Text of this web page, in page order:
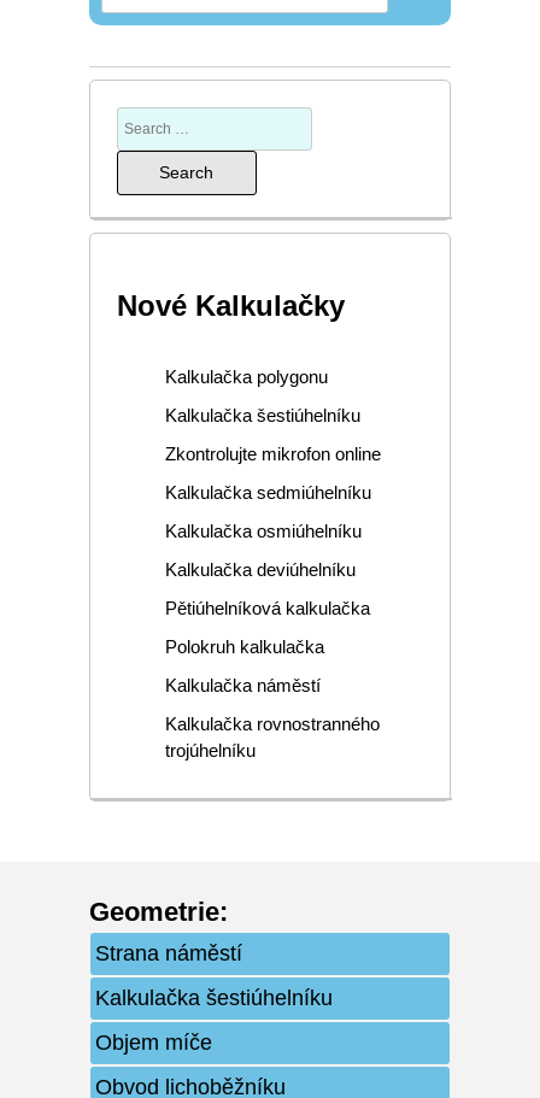
Nové Kalkulačky
Kalkulačka polygonu
Kalkulačka šestiúhelníku
Zkontrolujte mikrofon online
Kalkulačka sedmiúhelníku
Kalkulačka osmiúhelníku
Kalkulačka deviúhelníku
Pětiúhelníková kalkulačka
Polokruh kalkulačka
Kalkulačka náměstí
Kalkulačka rovnostranného
trojúhelníku
Geometrie:
Strana náměstí
Kalkulačka šestiúhelníku
Objem míče
Obvod lichoběžníku